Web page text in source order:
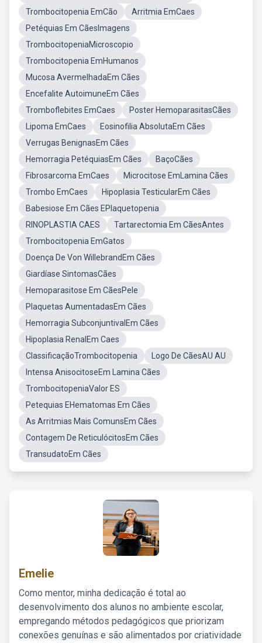
Trombocitopenia EmCão
Arritmia EmCaes
Petéquias Em CãesImagens
TrombocitopeniaMicroscopio
Trombocitopenia EmHumanos
Mucosa AvermelhadaEm Cães
Encefalite AutoimuneEm Cães
Tromboflebites EmCaes
Poster HemoparasitasCães
Lipoma EmCaes
Eosinofilia AbsolutaEm Cães
Verrugas BenignasEm Cães
Hemorragia PetéquiasEm Cães
BaçoCães
Fibrosarcoma EmCaes
Microcitose EmLamina Cães
Trombo EmCaes
Hipoplasia TesticularEm Cães
Babesiose Em Cães EPlaquetopenia
RINOPLASTIA CAES
Tartarectomia Em CãesAntes
Trombocitopenia EmGatos
Doença De Von WillebrandEm Cães
Giardíase SintomasCães
Hemoparasitose Em CãesPele
Plaquetas AumentadasEm Cães
Hemorragia SubconjuntivalEm Cães
Hipoplasia RenalEm Caes
ClassificaçãoTrombocitopenia
Logo De CãesAU AU
Intensa AnisocitoseEm Lamina Cães
TrombocitopeniaValor ES
Petequias EHematomas Em Cães
As Arritmias Mais ComunsEm Cães
Contagem De ReticulócitosEm Cães
TransudatoEm Cães
Emelie
Como mentor, minha dedicação é total ao
desenvolvimento dos alunos no ambiente escolar,
empregando métodos pedagógicos que priorizam
conexões genuínas e são alimentados por criatividade